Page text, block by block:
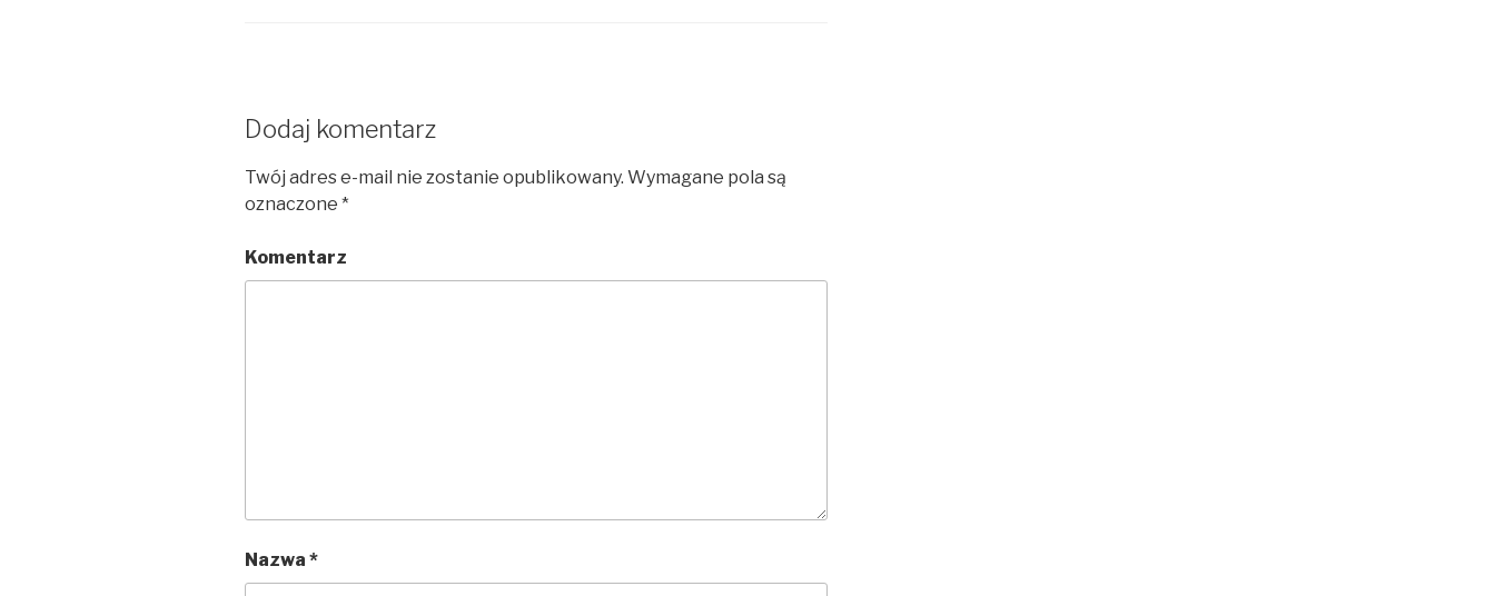
Dodaj komentarz
Twój adres e-mail nie zostanie opublikowany. Wymagane pola są
oznaczone *
Komentarz
Nazwa *